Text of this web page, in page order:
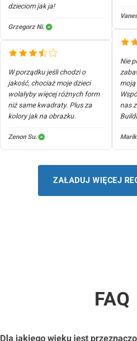
dzieciom jak ja!
Grzegorz Ni.
W porządku jeśli chodzi o
jakość, chociaż moje dzieci
wolałyby więcej różnych form
niż same kwadraty. Plus za
kolory jak na obrazku.
Zenon Su.
Nie
nas
ZAŁADUJ WIĘCEJ
FAQ
Dla jakiego wieku jest